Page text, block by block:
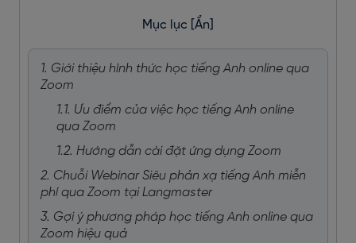
Mục lục [Ẩn]
1. Giới thiệu hình thức học tiếng Anh online qua
Zoom
1.1. Ưu điểm của việc học tiếng Anh online
qua Zoom
1.2. Hướng dẫn cài đặt ứng dụng Zoom
2. Chuỗi Webinar Siêu phản xạ tiếng Anh miễn
phí qua Zoom tại Langmaster
3. Gợi ý phương pháp học tiếng Anh online qua
Zoom hiệu quả